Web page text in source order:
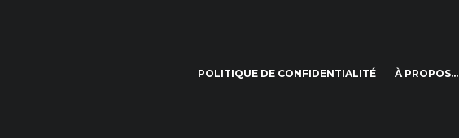
POLITIQUE DE CONFIDENTIALITÉ À PROPOS…